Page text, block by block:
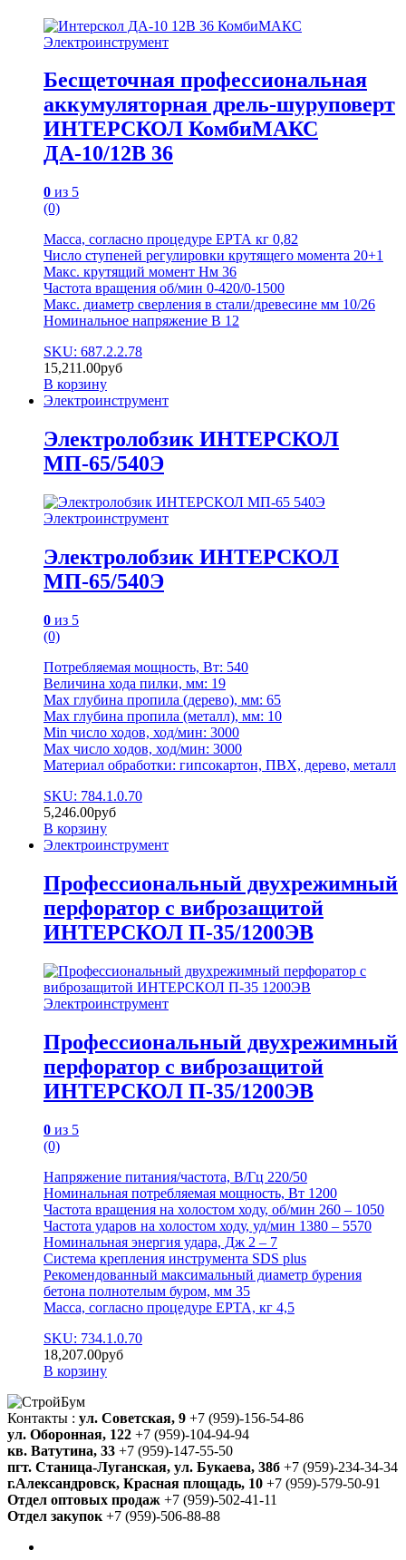
Электроинструмент
Бесщеточная профессиональная
аккумуляторная дрель-шуруповерт
ИНТЕРСКОЛ КомбиМАКС
ДА-10/12В 36
0 из 5
(0)
Масса, согласно процедуре ЕРТА кг 0,82
Число ступеней регулировки крутящего момента 20+1
Макс. крутящий момент Нм 36
Частота вращения об/мин 0-420/0-1500
Макс. диаметр сверления в стали/древесине мм 10/26
Номинальное напряжение В 12
SKU: 687.2.2.78
15,211.00руб
В корзину
Электроинструмент
Электролобзик ИНТЕРСКОЛ
МП-65/540Э
Электроинструмент
Электролобзик ИНТЕРСКОЛ
МП-65/540Э
0 из 5
(0)
Потребляемая мощность, Вт: 540
Величина хода пилки, мм: 19
Мах глубина пропила (дерево), мм: 65
Max глубина пропила (металл), мм: 10
Min число ходов, ход/мин: 3000
Max число ходов, ход/мин: 3000
Материал обработки: гипсокартон, ПВХ, дерево, металл
SKU: 784.1.0.70
5,246.00руб
В корзину
Электроинструмент
Профессиональный двухрежимный
перфоратор с виброзащитой
ИНТЕРСКОЛ П-35/1200ЭВ
Электроинструмент
Профессиональный двухрежимный
перфоратор с виброзащитой
ИНТЕРСКОЛ П-35/1200ЭВ
0 из 5
(0)
Напряжение питания/частота, В/Гц 220/50
Номинальная потребляемая мощность, Вт 1200
Частота вращения на холостом ходу, об/мин 260 – 1050
Частота ударов на холостом ходу, уд/мин 1380 – 5570
Номинальная энергия удара, Дж 2 – 7
Система крепления инструмента SDS plus
Рекомендованный максимальный диаметр бурения
бетона полнотелым буром, мм 35
Масса, согласно процедуре ЕРТА, кг 4,5
SKU: 734.1.0.70
18,207.00руб
В корзину
Контакты : ул. Советская, 9 +7 (959)-156-54-86
ул. Оборонная, 122 +7 (959)-104-94-94
кв. Ватутина, 33 +7 (959)-147-55-50
пгт. Станица-Луганская, ул. Букаева, 38б +7 (959)-234-34-34
г.Александровск, Красная площадь, 10 +7 (959)-579-50-91
Отдел оптовых продаж +7 (959)-502-41-11
Отдел закупок +7 (959)-506-88-88